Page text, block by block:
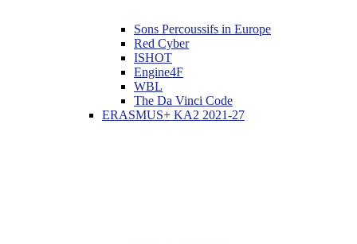
Sons Percoussifs in Europe
Red Cyber
ISHOT
Engine4F
WBL
The Da Vinci Code
ERASMUS+ KA2 2021-27